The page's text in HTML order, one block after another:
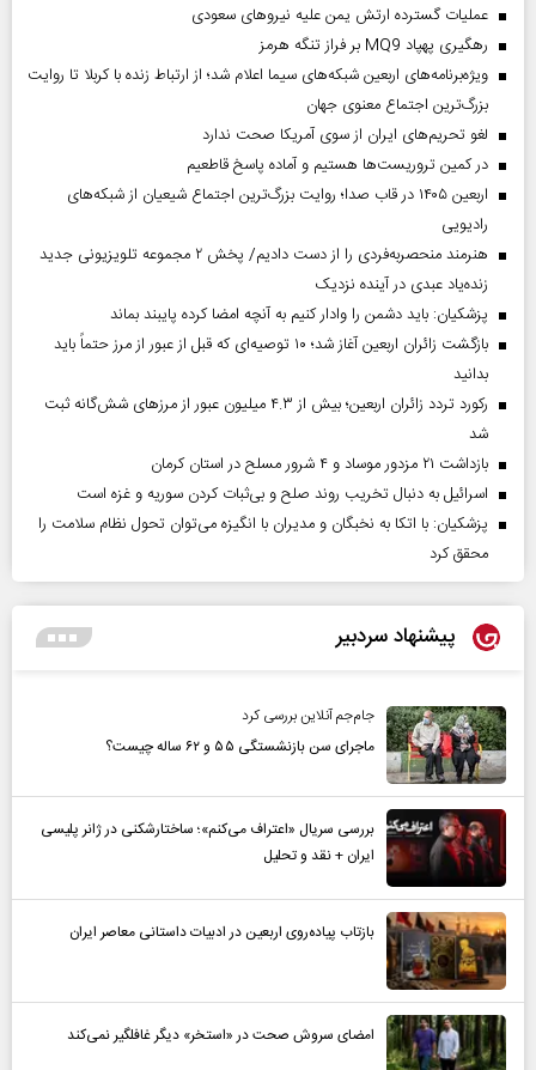
عملیات گسترده ارتش یمن علیه نیروهای سعودی
رهگیری پهپاد MQ9 بر فراز تنگه هرمز
ویژه‌برنامه‌های اربعین شبکه‌های سیما اعلام شد؛ از ارتباط زنده با کربلا تا روایت
بزرگ‌ترین اجتماع معنوی جهان
لغو تحریم‌های ایران از سوی آمریکا صحت ندارد
در کمین تروریست‌ها هستیم و آماده پاسخ قاطعیم
اربعین ۱۴۰۵ در قاب صدا؛ روایت بزرگ‌ترین اجتماع شیعیان از شبکه‌های
رادیویی
هنرمند منحصر‌به‌فردی را از دست دادیم/ پخش ۲ مجموعه تلویزیونی جدید
زنده‌یاد عبدی در آینده نزدیک
پزشکیان: باید دشمن را وادار کنیم به آنچه امضا کرده پایبند بماند
بازگشت زائران اربعین آغاز شد؛ ۱۰ توصیه‌ای که قبل از عبور از مرز حتماً باید
بدانید
رکورد تردد زائران اربعین؛ بیش از ۴.۳ میلیون عبور از مرزهای شش‌گانه ثبت
شد
بازداشت ۲۱ مزدور موساد و ۴ شرور مسلح در استان کرمان
اسرائیل به دنبال تخریب روند صلح و بی‌ثبات کردن سوریه و غزه است
پزشکیان: با اتکا به نخبگان و مدیران با انگیزه می‌توان تحول نظام سلامت را
محقق کرد
پیشنهاد سردبیر
جام‌جم آنلاین بررسی کرد
ماجرای سن بازنشستگی ۵۵ و ۶۲ ساله چیست؟
بررسی سریال «اعتراف می‌کنم»؛ ساختارشکنی در ژانر پلیسی
ایران + نقد و تحلیل
بازتاب پیاده‌روی اربعین در ادبیات داستانی معاصر ایران
امضای سروش صحت در «استخر» دیگر غافلگیر نمی‌کند